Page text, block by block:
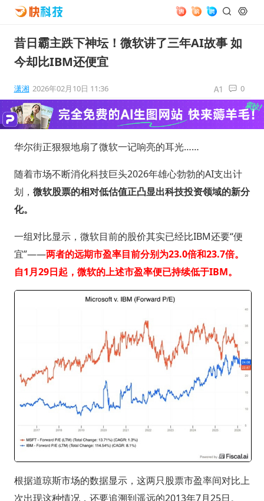
昔日霸主跌下神坛！微软讲了三年AI故事 如
今却比IBM还便宜
潇湘 2026年02月10日 11:36 0
华尔街正狠狠地扇了微软一记响亮的耳光……
随着市场不断消化科技巨头2026年雄心勃勃的AI支出计
划， 微软股票的相对低估值正凸显出科技投资领域的新分
化。
一组对比显示，微软目前的股价其实已经比IBM还要“便
宜”——两者的远期市盈率目前分别为23.0倍和23.7倍。
自1月29日起，微软的上述市盈率便已持续低于IBM。
根据道琼斯市场的数据显示，这两只股票市盈率间对比上
次出现这种情况，还要追溯到遥远的2013年7月25日。